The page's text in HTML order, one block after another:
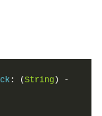
: (String)
-